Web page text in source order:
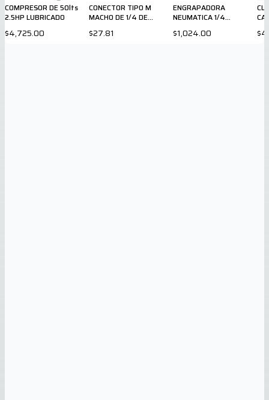
COMPRESOR DE 50lts
2.5HP LUBRICADO
$4,725.00
CONECTOR TIPO M
MACHO DE 1/4 DE
$27.81
ENGRAPADORA
NEUMATICA 1/4
$1,024.00